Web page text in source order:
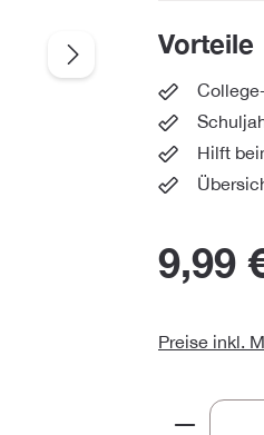
Vorteile
Hilft
9,99
Preise inkl.